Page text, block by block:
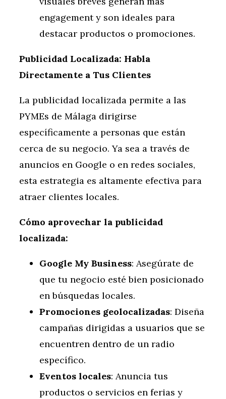
engagement y son ideales para
destacar productos o promociones.
Publicidad Localizada: Habla
Directamente a Tus Clientes
La publicidad localizada permite a las
PYMEs de Málaga dirigirse
específicamente a personas que están
cerca de su negocio. Ya sea a través de
anuncios en Google o en redes sociales,
esta estrategia es altamente efectiva para
atraer clientes locales.
Cómo aprovechar la publicidad
localizada:
Google My Business: Asegúrate de
que tu negocio esté bien posicionado
en búsquedas locales.
Promociones geolocalizadas: Diseña
campañas dirigidas a usuarios que se
encuentren dentro de un radio
específico.
Eventos locales: Anuncia tus
productos o servicios en ferias y